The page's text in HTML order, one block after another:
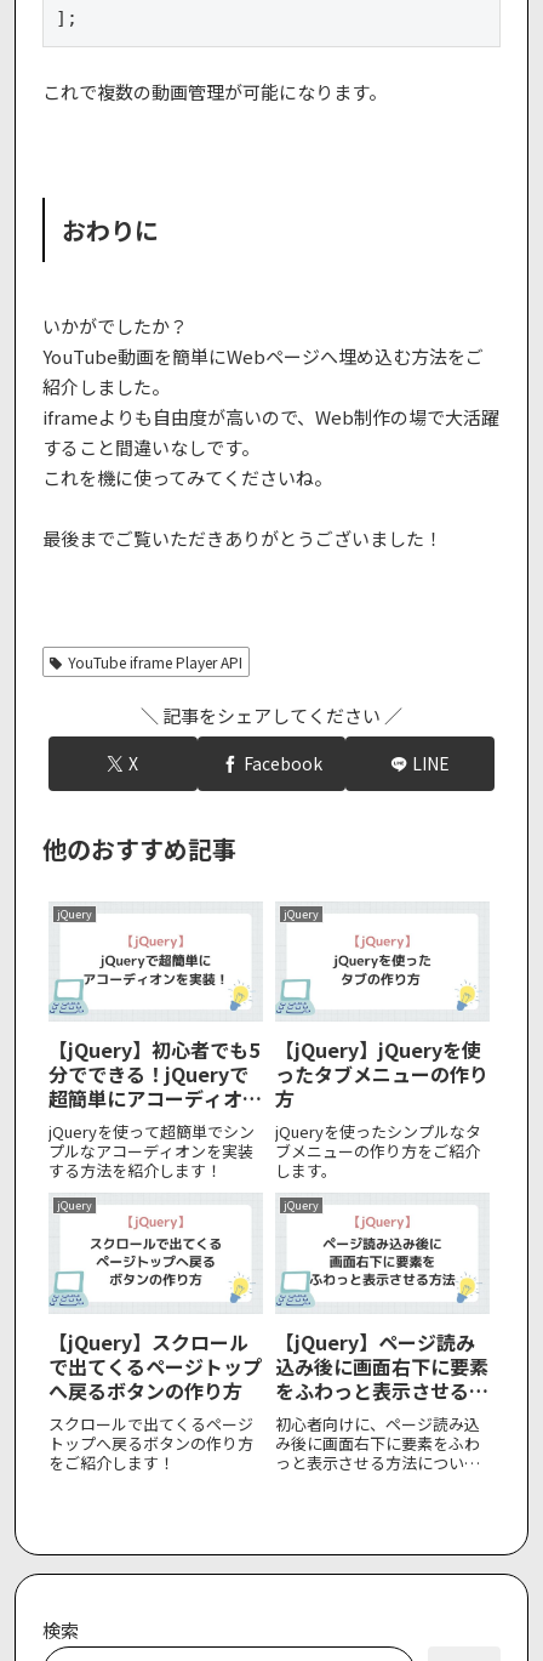
];
これで複数の動画管理が可能になります。
おわりに
いかがでしたか？
YouTube動画を簡単にWebページへ埋め込む方法をご
紹介しました。
iframeよりも自由度が高いので、Web制作の場で大活躍
すること間違いなしです。
これを機に使ってみてくださいね。
最後までご覧いただきありがとうございました！
YouTube iframe Player API
＼ 記事をシェアしてください ／
X Facebook LINE
他のおすすめ記事
jQuery
【jQuery】初心者でも5
分でできる！jQueryで
超簡単にアコーディオン
を実装！
jQueryを使って超簡単でシン
プルなアコーディオンを実装
する方法を紹介します！
jQuery
【jQuery】jQueryを使
ったタブメニューの作り
方
jQueryを使ったシンプルなタ
ブメニューの作り方をご紹介
します。
jQuery
【jQuery】スクロール
で出てくるページトップ
へ戻るボタンの作り方
スクロールで出てくるページ
トップへ戻るボタンの作り方
をご紹介します！
jQuery
【jQuery】ページ読み
込み後に画面右下に要素
をふわっと表示させる方
法
初心者向けに、ページ読み込
み後に画面右下に要素をふわ
っと表示させる方法について
検索